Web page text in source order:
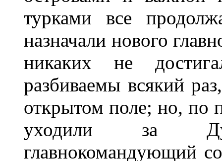
турками все
назначали нового
никаких не
разбиваемы всякий
открытом поле; но, по
уходили за
главнокомандующий